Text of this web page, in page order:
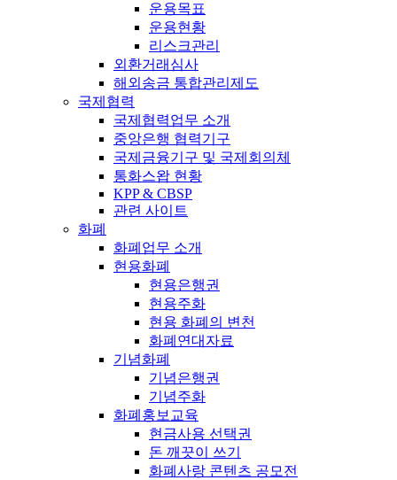
운용목표
운용현황
리스크관리
외환거래심사
해외송금 통합관리제도
국제협력
국제협력업무 소개
중앙은행 협력기구
국제금융기구 및 국제회의체
통화스왑 현황
KPP & CBSP
관련 사이트
화폐
화폐업무 소개
현용화폐
현용은행권
현용주화
현용 화폐의 변천
화폐연대자료
기념화폐
기념은행권
기념주화
화폐홍보교육
현금사용 선택권
돈 깨끗이 쓰기
화폐사랑 콘텐츠 공모전